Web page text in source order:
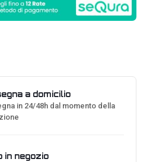
a domicilio
in 24/48h dal momento della
in negozio